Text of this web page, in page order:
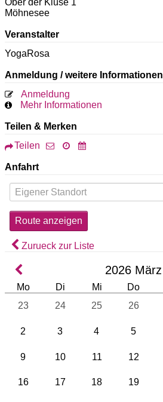
Ober der Kluse 1
Möhnesee
Veranstalter
YogaRosa
Anmeldung / weitere Informationen
Anmeldung
Mehr Informationen
Teilen & Merken
Teilen
Anfahrt
Zurueck zur Liste
2026 März
Mo Di Mi Do
23
24 25 26
2 3 4 5
9 10 11 12
16 17 18 19